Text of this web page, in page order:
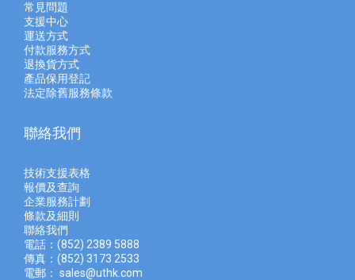
常見問題
支援中心
運送方式
付款服務方式
退換貨方式
產品保用登記
法定除舊服務條款
聯絡我們
技術支援表格
報價及查詢
企業服務計劃
條款及細則
聯絡我們
電話：(852) 2389 5888
傳真：(852) 3173 2533
電郵： sales@uthk.com